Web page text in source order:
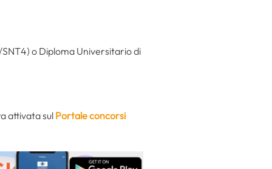
SNT4) o Diploma Universitario di
attivata sulPortale concorsi